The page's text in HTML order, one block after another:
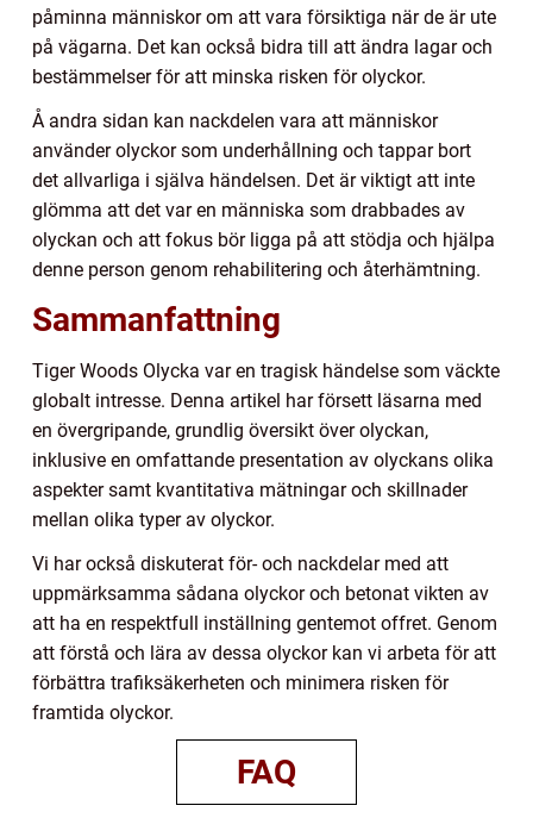
påminna människor om att vara försiktiga när de är ute
på vägarna. Det kan också bidra till att ändra lagar och
bestämmelser för att minska risken för olyckor.
Å andra sidan kan nackdelen vara att människor
använder olyckor som underhållning och tappar bort
det allvarliga i själva händelsen. Det är viktigt att inte
glömma att det var en människa som drabbades av
olyckan och att fokus bör ligga på att stödja och hjälpa
denne person genom rehabilitering och återhämtning.
Sammanfattning
Tiger Woods Olycka var en tragisk händelse som väckte
globalt intresse. Denna artikel har försett läsarna med
en övergripande, grundlig översikt över olyckan,
inklusive en omfattande presentation av olyckans olika
aspekter samt kvantitativa mätningar och skillnader
mellan olika typer av olyckor.
Vi har också diskuterat för- och nackdelar med att
uppmärksamma sådana olyckor och betonat vikten av
att ha en respektfull inställning gentemot offret. Genom
att förstå och lära av dessa olyckor kan vi arbeta för att
förbättra trafiksäkerheten och minimera risken för
framtida olyckor.
FAQ